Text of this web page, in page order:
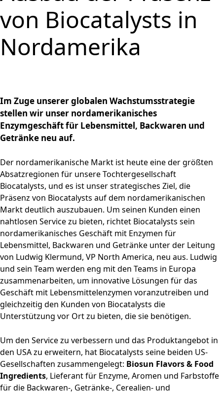
Enzyme,
Mikroorganismen &
Inhaltsstoffe
Forschung und
STANDORTE
Produktion,
Veredelung & Vertrieb
Forschung und
Konzernstruktur
MÄRKTE
Life Science & Pharma
Menü schließen
Kontakt
Menü schließen
Strategie
Finanzkennzahlen
Segmente
Menü schließen
CORPORATE
GOVERNANCE
Leitung & Kontrolle
Vorstand
Entsprechenserklärung
2025
Vergütung
des Aufsichtsrats
Menü schließen
Zurück zu:
Investoren
FINANZPUBLIKATIONEN &
FINANZKALENDER
Präsentationen & Videos
Finanzkalender
Investoren-Events
Glossar
Menü schließen
Aktie
Submenü öffnen:
Hauptversammlung
Zurück zu:
Investoren
Archiv
Menü schließen
Informationsanforderung
Menü schließen
Download
Nachhaltigkeitsbericht & ESG-
Factsheet
Menü schließen
bewerben
Offene Stellen in der
Unternehmensgruppe
Menü schließen
von Biocatalysts in
Nordamerika
Im Zuge unserer globalen Wachstumsstrategie
stellen wir unser nordamerikanisches
Enzymgeschäft für Lebensmittel, Backwaren und
Getränke neu auf.
Der nordamerikanische Markt ist heute eine der größten
Absatzregionen für unsere Tochtergesellschaft
Biocatalysts, und es ist unser strategisches Ziel, die
Präsenz von Biocatalysts auf dem nordamerikanischen
Markt deutlich auszubauen. Um seinen Kunden einen
nahtlosen Service zu bieten, richtet Biocatalysts sein
nordamerikanisches Geschäft mit Enzymen für
Lebensmittel, Backwaren und Getränke unter der Leitung
von Ludwig Klermund, VP North America, neu aus. Ludwig
und sein Team werden eng mit den Teams in Europa
zusammenarbeiten, um innovative Lösungen für das
Geschäft mit Lebensmittelenzymen voranzutreiben und
gleichzeitig den Kunden von Biocatalysts die
Unterstützung vor Ort zu bieten, die sie benötigen.
Um den Service zu verbessern und das Produktangebot in
den USA zu erweitern, hat Biocatalysts seine beiden US-
Gesellschaften zusammengelegt: Biosun Flavors & Food
Ingredients, Lieferant für Enzyme, Aromen und Farbstoffe
für die Backwaren-, Getränke-, Cerealien- und